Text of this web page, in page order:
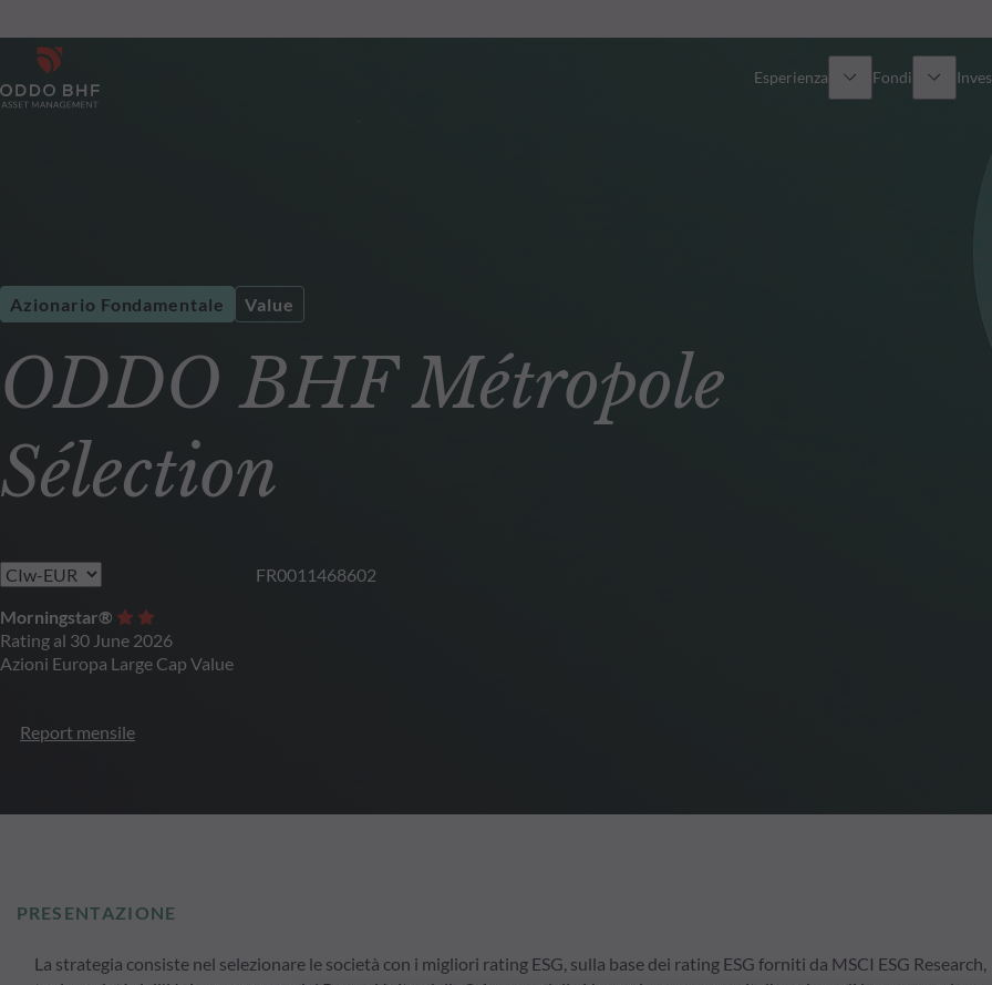
Esperienza Fondi
ODDO BHF Métropole
Sélection
Azionario Fondamentale Value
FR0011468602
Morningstar®
Rating al 30 June 2026
Azioni Europa Large Cap Value
Report mensile
PRESENTAZIONE
La strategia consiste nel selezionare le società con i migliori rating ESG, sulla base dei rating ESG forniti da MSCI ESG Research,